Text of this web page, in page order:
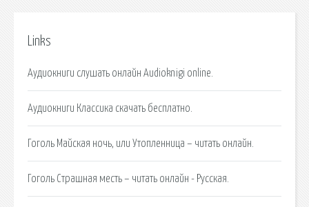
Links
Аудиокниги слушать онлайн Audioknigi online.
Аудиокниги Классика скачать бесплатно.
Гоголь Майская ночь, или Утопленница – читать онлайн.
Гоголь Страшная месть – читать онлайн - Русская.